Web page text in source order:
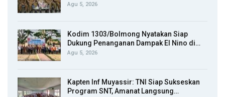
Agu 5, 2026
Kodim 1303/Bolmong Nyatakan Siap
Dukung Penanganan Dampak El Nino di…
Agu 5, 2026
Kapten Inf Muyassir: TNI Siap Sukseskan
Program SNT, Amanat Langsung…